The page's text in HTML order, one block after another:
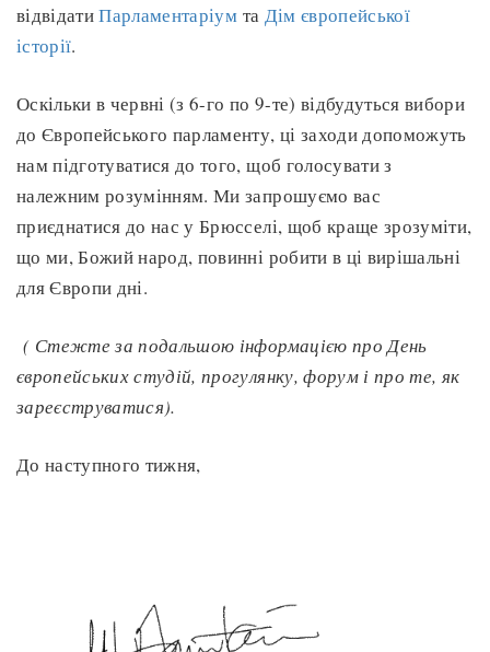
відвідатиПарламентаріум та Дім європейської
історії.
Оскільки в червні (з 6-го по 9-те) відбудуться вибори
до Європейського парламенту, ці заходи допоможуть
нам підготуватися до того, щоб голосувати з
належним розумінням. Ми запрошуємо вас
приєднатися до нас у Брюсселі, щоб краще зрозуміти,
що ми, Божий народ, повинні робити в ці вирішальні
для Європи дні.
( Стежте за подальшою інформацією про День
європейських студій, прогулянку, форум і про те, як
зареєструватися).
До наступного тижня,